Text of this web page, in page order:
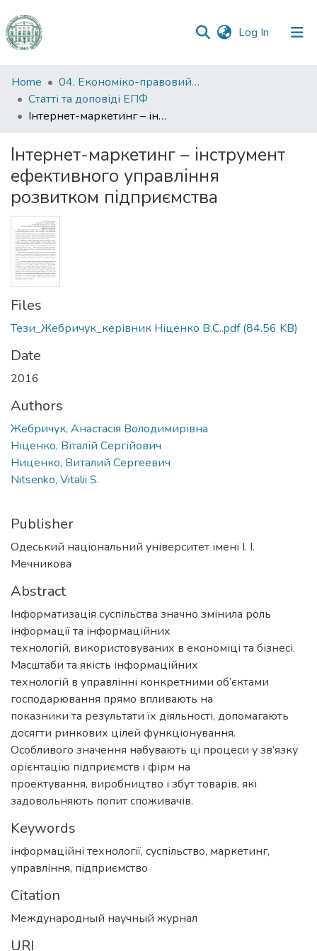
Log In (current)
Communities
&
Collections
Statistics
Home
04. Економіко-правовий факультет
Статті та доповіді ЕПФ
Інтернет-маркетинг – інструмент ефективного управління розвитком підприємства
Інтернет-маркетинг – інструмент
ефективного управління
розвитком підприємства
Files
Тези_Жебричук_керівник Ніценко В.С..pdf(84.56 KB)
Date
2016
Authors
Жебричук, Анастасія Володимирівна
Ніценко, Віталій Сергійович
Ниценко, Виталий Сергеевич
Nitsenko, Vitalii S.
Publisher
Одеський національний університет імені І. І.
Мечникова
Abstract
Інформатизація суспільства значно змінила роль
інформації та інформаційних
технологій, використовуваних в економіці та бізнесі.
Масштаби та якість інформаційних
технологій в управлінні конкретними об’єктами
господарювання прямо впливають на
показники та результати їх діяльності, допомагають
досягти ринкових цілей функціонування.
Особливого значення набувають ці процеси у зв’язку
орієнтацію підприємств і фірм на
проектування, виробництво і збут товарів, які
задовольняють попит споживачів.
Keywords
інформаційні технології, суспільство, маркетинг,
управління, підприємство
Citation
Международный научный журнал
URI